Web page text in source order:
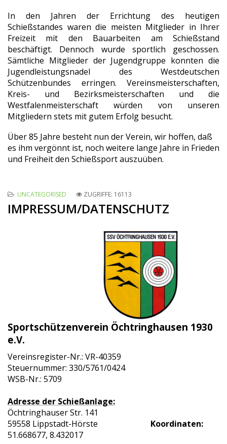
In den Jahren der Errichtung des heutigen
Schießstandes waren die meisten Mitglieder in Ihrer
Freizeit mit den Bauarbeiten am Schießstand
beschäftigt. Dennoch wurde sportlich geschossen.
Sämtliche Mitglieder der Jugendgruppe konnten die
Jugendleistungsnadel des Westdeutschen
Schützenbundes erringen. Vereinsmeisterschaften,
Kreis- und Bezirksmeisterschaften und die
Westfalenmeisterschaft würden von unseren
Mitgliedern stets mit gutem Erfolg besucht.
Über 85 Jahre besteht nun der Verein, wir hoffen, daß
es ihm vergönnt ist, noch weitere lange Jahre in Frieden
und Freiheit den Schießsport auszuüben.
UNCATEGORISED ZUGRIFFE: 16113
IMPRESSUM/DATENSCHUTZ
Sportschützenverein Öchtringhausen 1930
e.V.
Vereinsregister-Nr.: VR-40359
Steuernummer: 330/5761/0424
WSB-Nr.: 5709
Adresse der Schießanlage:
Öchtringhauser Str. 141
59558 Lippstadt-Hörste Koordinaten:
51.668677, 8.432017